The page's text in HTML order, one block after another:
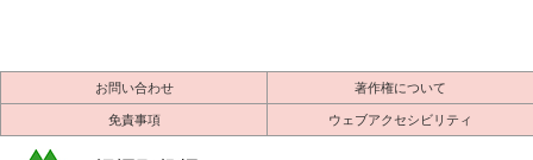
お問い合わせ 著作権について
免責事項 ウェブアクセシビリティ